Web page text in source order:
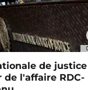
de justice
de l'affaire RDC-